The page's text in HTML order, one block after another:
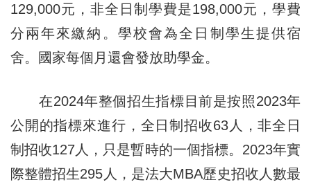
129,000元，非全日制學費是198,000元，學費
分兩年來繳納。學校會為全日制學生提供宿
舍。國家每個月還會發放助學金。
在2024年整個招生指標目前是按照2023年
公開的指標來進行，全日制招收63人，非全日
制招收127人，只是暫時的一個指標。2023年實
際整體招生295人，是法大MBA歷史招收人數最